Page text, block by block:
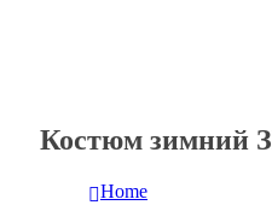
Костюм зимний
Home